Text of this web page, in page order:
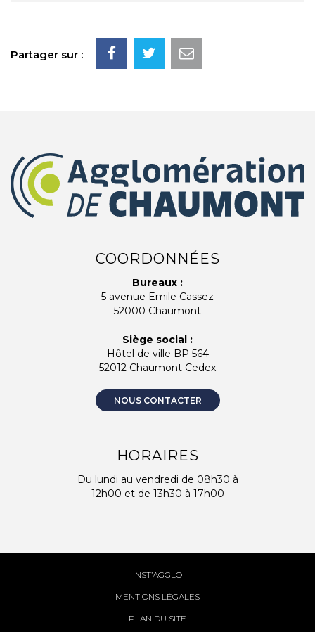
Partager sur :
COORDONNÉES
Bureaux :
5 avenue Emile Cassez
52000 Chaumont
Siège social :
Hôtel de ville BP 564
52012 Chaumont Cedex
NOUS CONTACTER
HORAIRES
Du lundi au vendredi de 08h30 à
12h00 et de 13h30 à 17h00
INST’AGGLO
MENTIONS LÉGALES
PLAN DU SITE